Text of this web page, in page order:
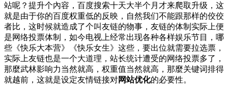
站呢？提升个內容，百度搜索十天大半个月才来爬取升级，这
就是由于你的百度权重低的反映，自然我们不能跟那样的佼佼
者比，这时候就造成了个叫友链的物事，友链的体制实际上便
是网络投票体制，如今电视上经常出现各种各样娱乐节目，哪
些《快乐大本营》《快乐女生》这些，要出位就需要拉选票，
实际上友链也是一个大道理，站长统计遭受的网络投票多了，
那麼武林影响力当然就高，权重值当然就高，那麼关键词排得
就越前，这就是设定友情链接对网站优化的必要性。